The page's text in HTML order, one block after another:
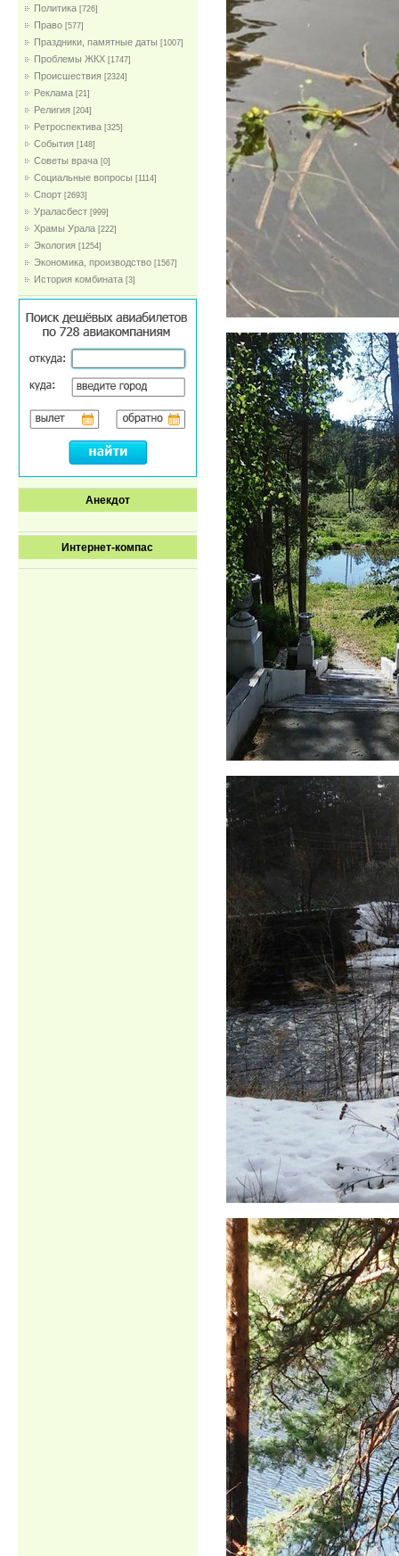
Политика [726]
Право [577]
Праздники, памятные даты [1007]
Проблемы ЖКХ [1747]
Проиcшествия [2324]
Реклама [21]
Религия [204]
Ретроспектива [325]
События [148]
Советы врача [0]
Социальные вопросы [1114]
Спорт [2693]
Ураласбест [999]
Храмы Урала [222]
Экология [1254]
Экономика, производство [1567]
История комбината [3]
Анекдот
Интернет-компас